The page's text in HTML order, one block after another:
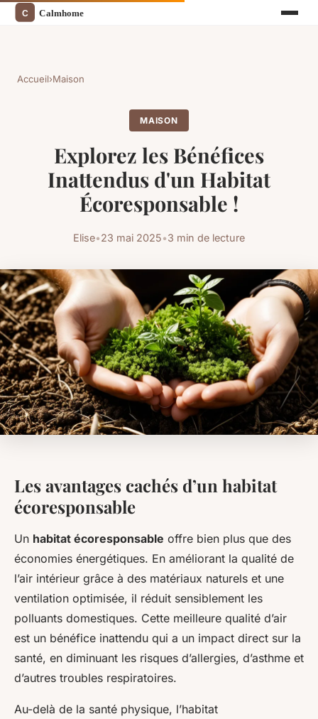
Accueil›Maison
MAISON
Explorez les Bénéfices
Inattendus d'un Habitat
Écoresponsable !
Elise•23 mai 2025•3 min de lecture
Les avantages cachés d’un habitat
écoresponsable
Un habitat écoresponsable offre bien plus que des
économies énergétiques. En améliorant la qualité de
l’air intérieur grâce à des matériaux naturels et une
ventilation optimisée, il réduit sensiblement les
polluants domestiques. Cette meilleure qualité d’air
est un bénéfice inattendu qui a un impact direct sur la
santé, en diminuant les risques d’allergies, d’asthme et
d’autres troubles respiratoires.
Au-delà de la santé physique, l’habitat